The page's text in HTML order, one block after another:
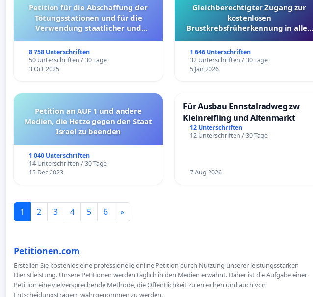
Petition für die Abschaffung der
Tötungsstationen und für die
Verwendung staatlicher und
8 758 Unterschriften
50 Unterschriften / 30 Tage
3 Oct 2025
Gleichberechtigter Zugang zur
kostenlosen
Brustkrebsfrüherkennung in allen
1 646 Unterschriften
32 Unterschriften / 30 Tage
5 Jan 2026
Petition an AUF 1 und andere
Medien, die Hetze gegen den Staat
Israel zu beenden
1 040 Unterschriften
14 Unterschriften / 30 Tage
15 Dec 2023
Für Ausbau Ennstalradweg zw
Kleinreifling und Altenmarkt
12 Unterschriften
12 Unterschriften / 30 Tage
7 Aug 2026
1 2 3 4 5 6 »
Petitionen.com
Erstellen Sie kostenlos eine professionelle online Petition durch Nutzung unserer leistungsstarken
Dienstleistung. Unsere Petitionen werden täglich in den Medien erwähnt. Daher ist die Aufgabe einer
Petition eine vielversprechende Methode, die Öffentlichkeit zu erreichen und auch von
Entscheidungsträgern wahrgenommen zu werden.